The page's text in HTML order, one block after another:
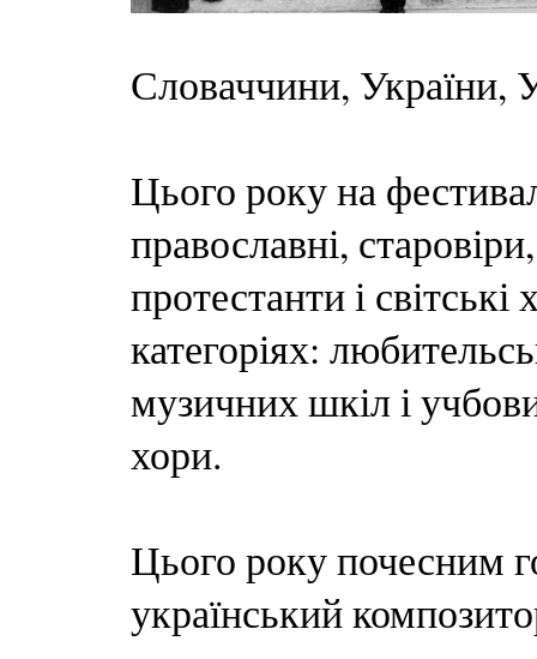
Словаччини, України,
Цього року на
православні,
протестанти і
категоріях:
музичних шкіл і
хори.
Цього року почесним
український